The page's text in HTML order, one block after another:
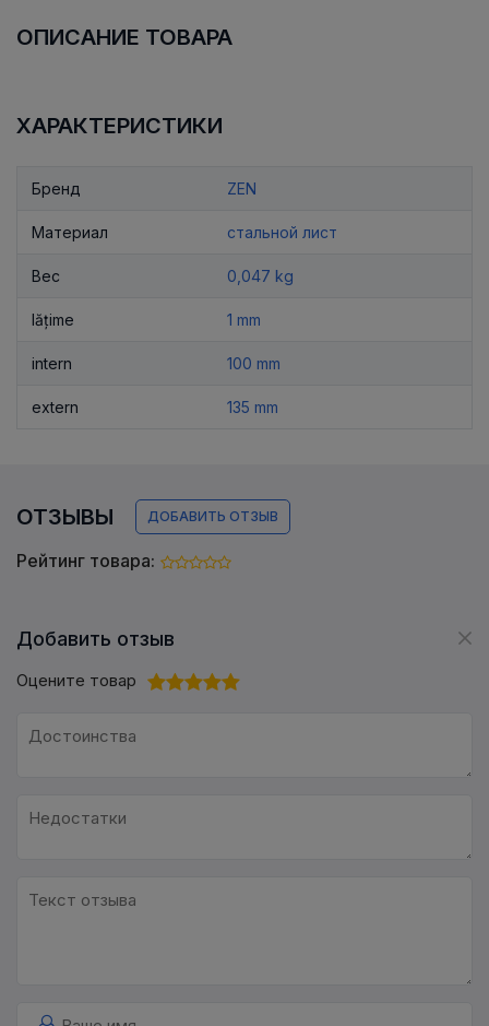
ОПИСАНИЕ ТОВАРА
ХАРАКТЕРИСТИКИ
Бренд ZEN
Материал стальной лист
Вес 0,047 kg
lățime 1 mm
intern 100 mm
extern 135 mm
ОТЗЫВЫ ДОБАВИТЬ ОТЗЫВ
Рейтинг товара:
Добавить отзыв
Оцените товар